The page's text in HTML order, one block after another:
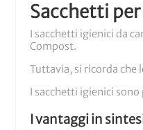
Sacchetti
I sacchetti igienici da
Compost.
Tuttavia, si ricorda che
I sacchetti igienici
I vantaggi in